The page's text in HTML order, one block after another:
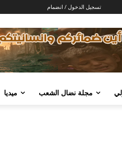
تسجيل الدخول / انضمام
مجلة نضال الشعب ميديا